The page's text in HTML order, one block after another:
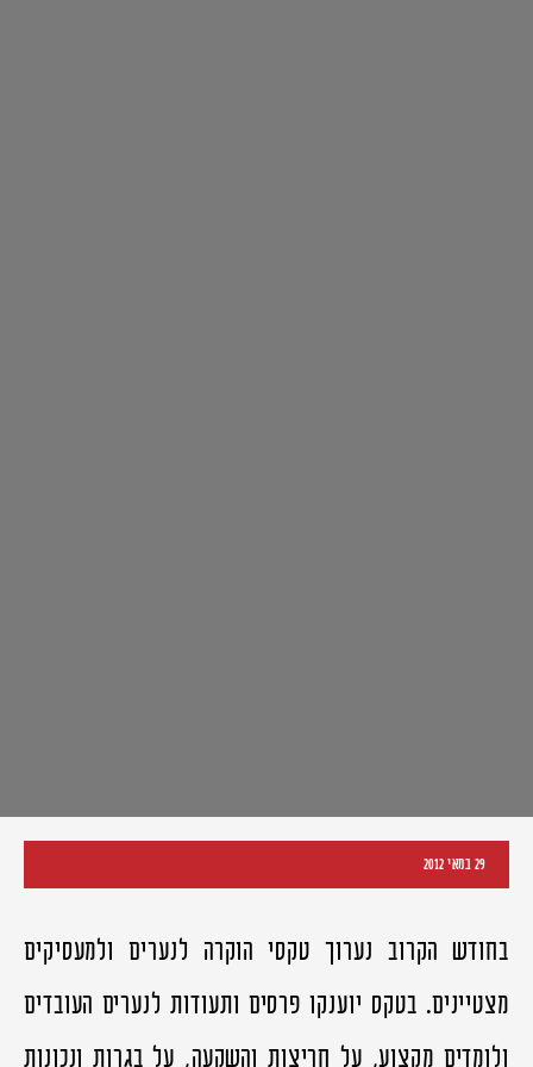
29 במאי 2012
בחודש הקרוב נערוך טקסי הוקרה לנערים ולמעסיקים
מצטיינים. בטקס יוענקו פרסים ותעודות לנערים העובדים
ולומדים מקצוע, על חריצות והשקעה, על בגרות ונכונות